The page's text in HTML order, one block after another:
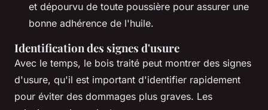
et dépourvu de toute poussière pour assurer une
bonne adhérence de l'huile.
Identification des signes d'usure
Avec le temps, le bois traité peut montrer des signes
d'usure, qu'il est important d'identifier rapidement
pour éviter des dommages plus graves. Les